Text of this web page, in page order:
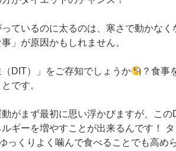
ているのに太るのは、寒さで動かなく
」が原因かもしれません。
（DIT）」をご存知でしょうか
？食事
です。
がまず最初に思い浮かびますが、この
ギーを増やすことが出来るんです！
っくりよく噛んで食べることでも高め